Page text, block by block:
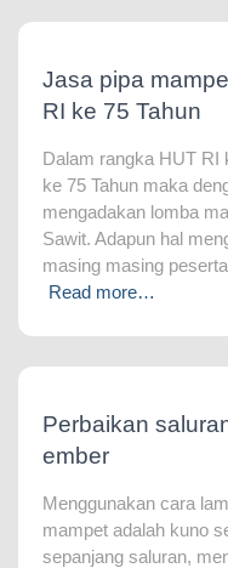
Jasa pipa
RI ke 75 Tahun
Dalam rangka HUT RI
ke 75 Tahun maka
mengadakan lomba
Sawit. Adapun hal
masing masing
Read more…
Perbaikan
ember
Menggunakan cara
mampet adalah kuno
sepanjang saluran,